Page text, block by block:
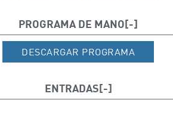
PROGRAMA DE MANO
DESCARGAR PROGRAMA
ENTRADAS